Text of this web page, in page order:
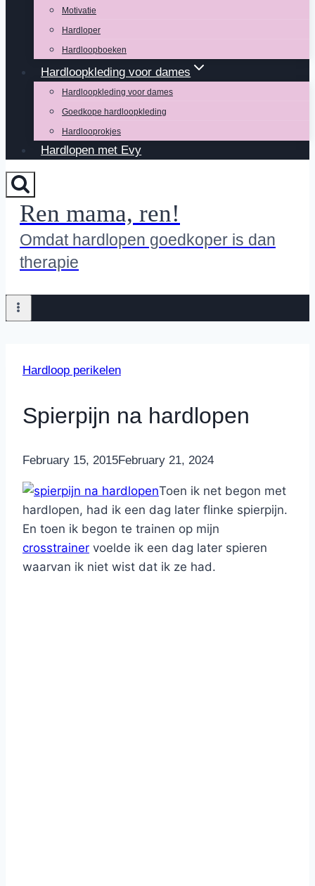
Motivatie
Hardloper
Hardloopboeken
Hardloopkleding voor dames
Hardloopkleding voor dames
Goedkope hardloopkleding
Hardlooprokjes
Hardlopen met Evy
Ren mama, ren!
Omdat hardlopen goedkoper is dan
therapie
Hardloop perikelen
Spierpijn na hardlopen
ByNicole
February 15, 2015February 21, 2024
Toen ik net begon met
hardlopen, had ik een dag later flinke spierpijn.
En toen ik begon te trainen op mijn
crosstrainer voelde ik een dag later spieren
waarvan ik niet wist dat ik ze had.